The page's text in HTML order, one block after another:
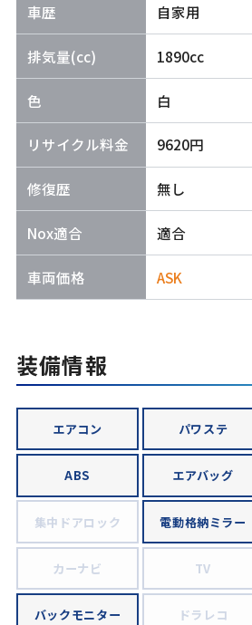
車歴 自家用
排気量(cc) 1890cc
色 白
リサイクル料金 9620円
修復歴 無し
Nox適合 適合
車両価格 ASK
装備情報
エアコン パワステ
ABS エアバッグ
集中ドアロック 電動格納ミラー
カーナビ TV
バックモニター ドラレコ